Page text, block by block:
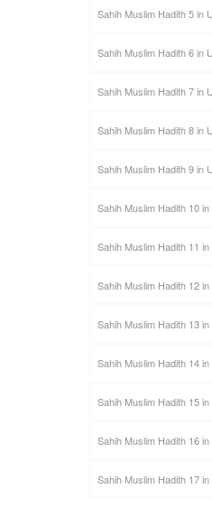
Sahih Muslim Hadith 5 in
Sahih Muslim Hadith 6 in
Sahih Muslim Hadith 7 in
Sahih Muslim Hadith 8 in
Sahih Muslim Hadith 9 in
Sahih Muslim Hadith 10
Sahih Muslim Hadith 11
Sahih Muslim Hadith 12
Sahih Muslim Hadith 13
Sahih Muslim Hadith 14
Sahih Muslim Hadith 15
Sahih Muslim Hadith 16
Sahih Muslim Hadith 17